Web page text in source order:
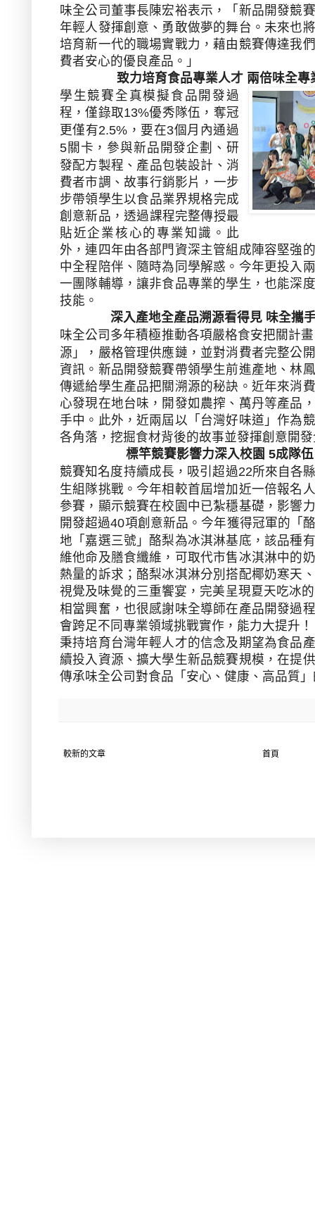
味全公司董事長陳宏裕表示，「新品開發競
年輕人發揮創意、勇敢做夢的舞台。未來也
培育新一代的職場實戰力，藉由競賽傳達我
費者安心的優良產品。」
致力培育食品專業人才 兩倍味全專
學生競賽全真模擬食品開發過
程，僅錄取13%優秀隊伍，奪冠
更僅有2.5% ，要在3個月內通過
5關卡，參與新品開發企劃、研
發配方製程、產品包裝設計、消
費者市調、故事行銷影片，一步
步帶領學生以食品業界規格完成
創意新品，透過課程完整傳授最
貼近企業核心的專業知識。此
外，連四年由各部門資深主管組成陣容堅強
中全程陪伴、隨時為同學解惑。今年更投入
一團隊輔導，讓非食品專業的學生，也能深
技能。
深入產地全產品溯源看得見 味全攜
味全公司多年積極推動各項嚴格食安把關計
源」，嚴格管理供應鏈，並對消費者完整公
資訊。新品開發競賽帶領學生前進產地、林
傳遞給學生產品把關溯源的秘訣。近年來消
心發現在地台味，開發如農搾、萬丹等產品
手中。此外，近兩屆以「台灣好味道」作為
各角落，挖掘食材背後的故事並發揮創意開
標竿競賽影響力深入校園 5成隊
競賽知名度持續成長，吸引超過22所來自各
生組隊挑戰。今年相較首屆增加近一倍報名
參賽，顯示競賽在校園中已紮穩基礎，影響
開發超過40項創意新品。今年獲得冠軍的「
地「嘉選三號」酪梨為冰淇淋基底，該品種
維他命及膳食纖維，可取代市售冰淇淋中的
熱量的訴求；酪梨冰淇淋分別搭配椰奶寒天
視覺及味覺的三重饗宴，完美呈現夏天吃冰
相當興奮，也很感謝味全導師在產品開發過
會跨足不同專業領域挑戰實作，能力大提升！
秉持培育台灣年輕人才的信念及期望為食品
續投入資源、擴大學生新品競賽規模，在提
傳承味全公司對食品「安心、健康、高品質
較新的文章 首頁